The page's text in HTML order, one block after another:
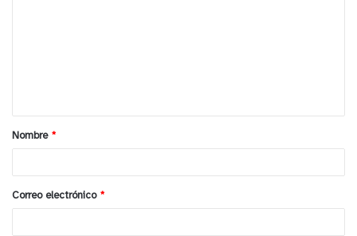
a
r
*
Nombre *
Correo electrónico *